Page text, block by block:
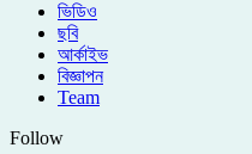
ভিডিও
ছবি
আর্কাইভ
বিজ্ঞাপন
Team
Follow